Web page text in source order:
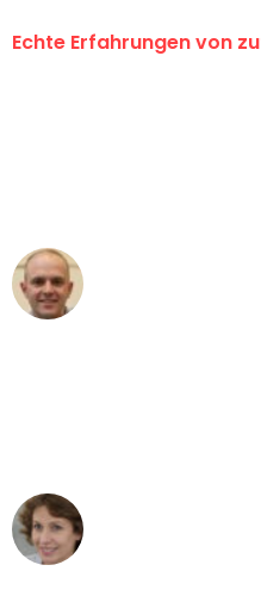
Echte Erfahrungen von